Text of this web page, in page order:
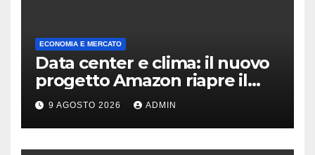
ECONOMIA E MERCATO
Data center e clima: il nuovo
progetto Amazon riapre il
dibattito sulle emissioni
9 AGOSTO 2026 ADMIN